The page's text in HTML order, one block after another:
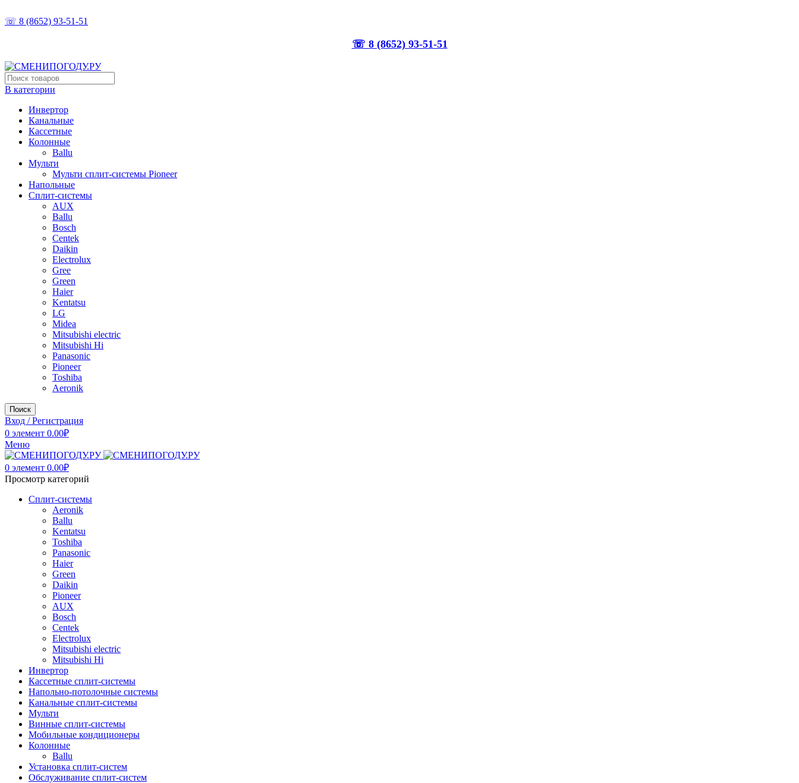
☏ 8 (8652) 93-51-51
☏ 8 (8652) 93-51-51
В категории
Инвертор
Канальные
Кассетные
Колонные
Ballu
Мульти
Мульти сплит-системы Pioneer
Напольные
Сплит-системы
AUX
Ballu
Bosch
Centek
Daikin
Electrolux
Gree
Green
Haier
Kentatsu
LG
Midea
Mitsubishi electric
Mitsubishi Hi
Panasonic
Pioneer
Toshiba
Аeronik
Поиск
Вход / Регистрация
0 элемент 0.00₽
Меню
0 элемент 0.00₽
Просмотр категорий
Сплит-системы
Аeronik
Ballu
Kentatsu
Toshiba
Panasonic
Haier
Green
Daikin
Pioneer
AUX
Bosch
Centek
Electrolux
Mitsubishi electric
Mitsubishi Hi
Инвертор
Кассетные сплит-системы
Напольно-потолочные системы
Канальные сплит-системы
Мульти
Винные сплит-системы
Мобильные кондиционеры
Колонные
Ballu
Установка сплит-систем
Обслуживание сплит-систем